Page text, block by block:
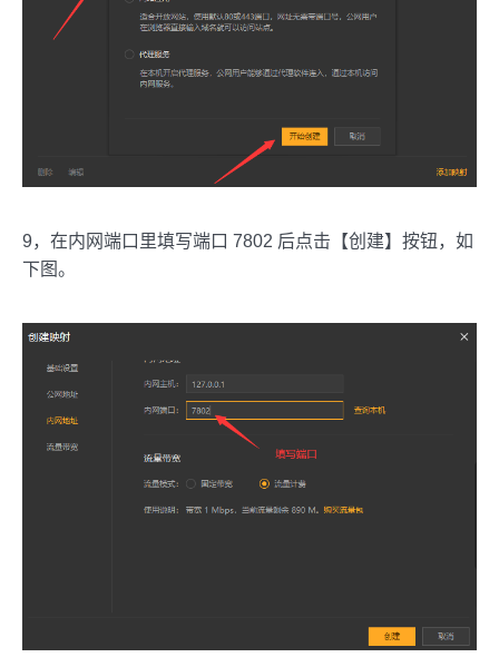
9，在内网端口里填写端口 7802 后点击【创建】按钮，如
下图。